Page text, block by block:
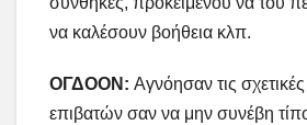
να καλέσουν βοήθεια κλπ.
ΟΓΔΟΟΝ: Αγνόησαν τις
επιβατών σαν να μην συνέβη